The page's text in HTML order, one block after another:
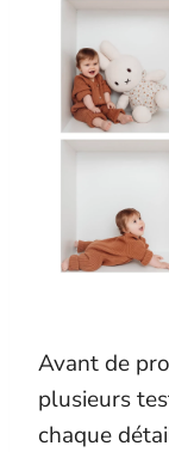
Avant de
plusieurs
chaque